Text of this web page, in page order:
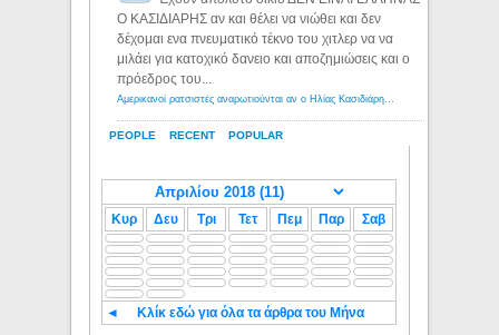
PEOPLE RECENT POPULAR
Ο ΚΑΣΙΔΙΑΡΗΣ αν και θέλει να νιώθει και δεν
δέχομαι ενα πνευματικό τέκνο του χιτλερ να να
μιλάει για κατοχικό δανειο και αποζημιώσεις και ο
πρόεδρος του...
Αμερικανοί ρατσιστές αναρωτιούνται αν ο Ηλίας Κασιδιάρης ανήκει στη λευκή φυλή... - Λόγιος Ερμής
Κυρ Δευ Τρι Τετ Πεμ Παρ Σαβ
◄ Κλίκ εδώ για όλα τα άρθρα του Μήνα